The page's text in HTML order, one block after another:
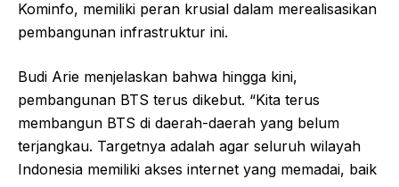
Kominfo, memiliki peran krusial dalam merealisasikan
pembangunan infrastruktur ini.
Budi Arie menjelaskan bahwa hingga kini,
pembangunan BTS terus dikebut. “Kita terus
membangun BTS di daerah-daerah yang belum
terjangkau. Targetnya adalah agar seluruh wilayah
Indonesia memiliki akses internet yang memadai, baik